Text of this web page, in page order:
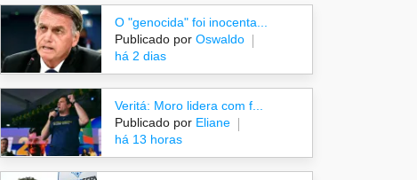
O "genocida" foi inocenta...
Publicado por Oswaldo
há 2 dias
Veritá: Moro lidera com f...
Publicado porEliane
há 13 horas